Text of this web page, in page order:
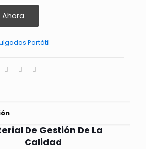
Ahora
Portátil
De Gestión De La
Calidad